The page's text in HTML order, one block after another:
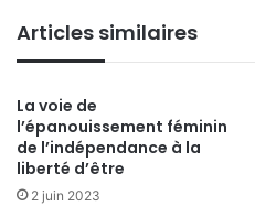
Articles similaires
La voie de
l’épanouissement féminin
de l’indépendance à la
liberté d’être
2 juin 2023